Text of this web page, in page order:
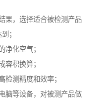
果，选择适合被检测产品
；
净化空气；
容积换算；
检测精度和效率；
脑等设备，对被测产品做